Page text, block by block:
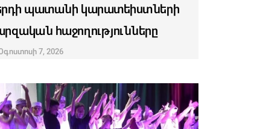
պատանի կարատեիստների
հաջողությունները
7, 2026